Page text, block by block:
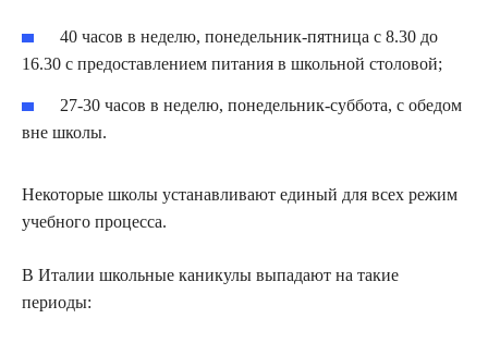
40 часов в неделю, понедельник-пятница с 8.30 до
16.30 с предоставлением питания в школьной столовой;
27-30 часов в неделю, понедельник-суббота, с обедом
вне школы.
Некоторые школы устанавливают единый для всех режим
учебного процесса.
В Италии школьные каникулы выпадают на такие
периоды: